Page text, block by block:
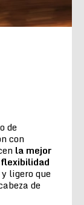
de
con
la mejor
ligero que
de